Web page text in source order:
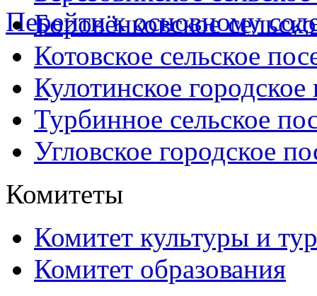
Перейти к основному
Боровёнковское
Котовское сельское
Кулотинское городское
Турбинное сельское
Угловское городское
Комитеты
Комитет культуры и
Комитет образования